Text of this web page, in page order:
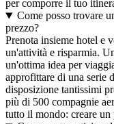
per comporre il tuo
Come posso trovare
prezzo?
Prenota insieme hotel e
un'attività e risparmia.
un'ottima idea per
approfittare di una serie
disposizione tantissimi
più di 500 compagnie
tutto il mondo: creare un